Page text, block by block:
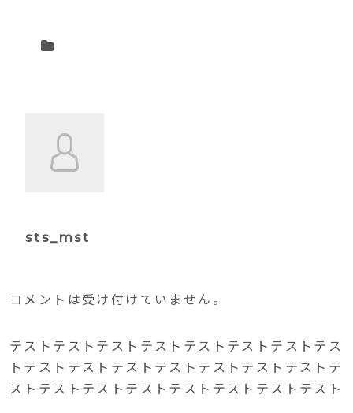
sts_mst
コメントは受け付けていません。
テストテストテストテストテストテストテストテス
トテストテストテストテストテストテストテストテ
ストテストテストテストテストテストテストテスト